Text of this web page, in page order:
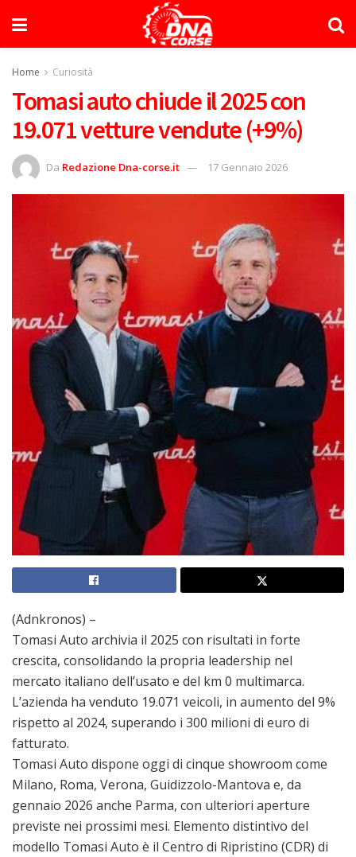
Home Curiosità
Tomasi auto chiude il 2025 con
19.071 vetture vendute (+9%)
Da Redazione Dna-corse.it 17 Gennaio 2026
(Adnkronos) –
Tomasi Auto archivia il 2025 con risultati in forte
crescita, consolidando la propria leadership nel
mercato italiano dell’usato e del km 0 multimarca.
L’azienda ha venduto 19.071 veicoli, in aumento del 9%
rispetto al 2024, superando i 300 milioni di euro di
fatturato.
Tomasi Auto dispone oggi di cinque showroom come
Milano, Roma, Verona, Guidizzolo-Mantova e, da
gennaio 2026 anche Parma, con ulteriori aperture
previste nei prossimi mesi. Elemento distintivo del
modello Tomasi Auto è il Centro di Ripristino (CDR) di